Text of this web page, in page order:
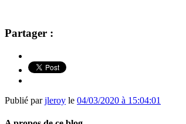
Partager :
Publié parjleroy le 04/03/2020 à 15:04:01